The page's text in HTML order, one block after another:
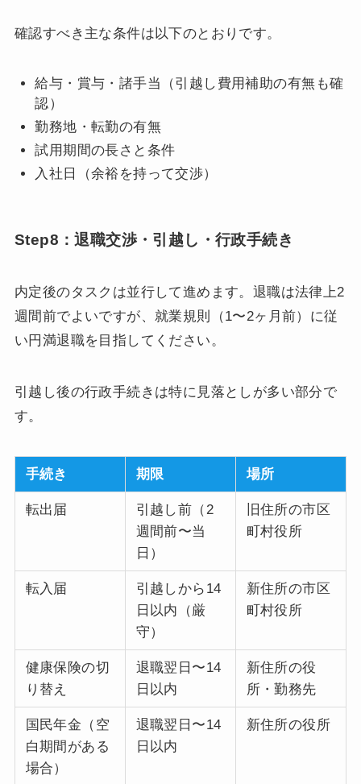
確認すべき主な条件は以下のとおりです。
給与・賞与・諸手当（引越し費用補助の有無も確
認）
勤務地・転勤の有無
試用期間の長さと条件
入社日（余裕を持って交渉）
Step8：退職交渉・引越し・行政手続き
内定後のタスクは並行して進めます。退職は法律上2
週間前でよいですが、就業規則（1〜2ヶ月前）に従
い円満退職を目指してください。
引越し後の行政手続きは特に見落としが多い部分で
す。
手続き 期限 場所
転出届
引越し前（2
週間前〜当
日）
旧住所の市区
町村役所
転入届
引越しから14
日以内（厳
守）
新住所の市区
町村役所
健康保険の切
り替え
退職翌日〜14
日以内
新住所の役
所・勤務先
国民年金（空
白期間がある
場合）
退職翌日〜14
日以内
新住所の役所